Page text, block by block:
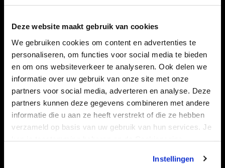
Deze website maakt gebruik van cookies
We gebruiken cookies om content en advertenties te
personaliseren, om functies voor social media te bieden
en om ons websiteverkeer te analyseren. Ook delen we
informatie over uw gebruik van onze site met onze
partners voor social media, adverteren en analyse. Deze
partners kunnen deze gegevens combineren met andere
informatie die u aan ze heeft verstrekt of die ze hebben
verzameld op basis van uw gebruik van hun services. Je
kan je toestemming beheren op de Cookiepagina.
Instellingen
TEAMS
STADION
SUPPORTERS
KAARTVERKOOP
BUSINESS
Informatie